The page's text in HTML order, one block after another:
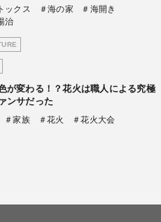
ックス ＃海の家
＃海開き
治
が変わる！？花火は職人による究極
ンサだった
＃家族 ＃花火 ＃花火大会